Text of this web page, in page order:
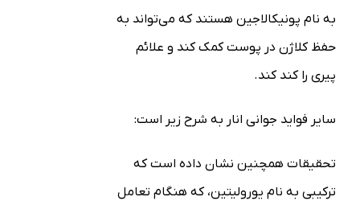
به نام پونیکالاجین هستند که می‌تواند به
حفظ کلاژن در پوست کمک کند و علائم
پیری را کند کند.
سایر فواید جوانی انار به شرح زیر است:
تحقیقات همچنین نشان داده است که
ترکیبی به نام یورولیتین، که هنگام تعامل